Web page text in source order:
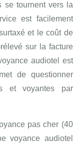
se tournent vers la
est facilement
et le coût de
sur la facture
audiotel est
de questionner
et voyantes par
pas cher (40
voyance audiotel